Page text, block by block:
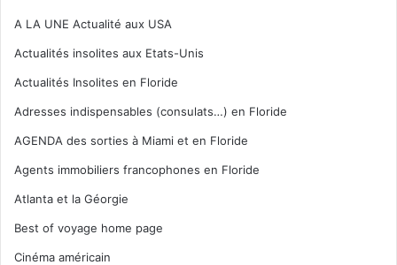
A LA UNE Actualité aux USA
Actualités insolites aux Etats-Unis
Actualités Insolites en Floride
Adresses indispensables (consulats…) en Floride
AGENDA des sorties à Miami et en Floride
Agents immobiliers francophones en Floride
Atlanta et la Géorgie
Best of voyage home page
Cinéma américain